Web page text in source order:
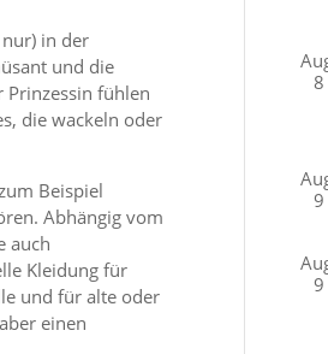
in der
und die
Prinzessin fühlen
die wackeln oder
Beispiel
Abhängig vom
auch
Kleidung für
und für alte oder
einen
8
9
9